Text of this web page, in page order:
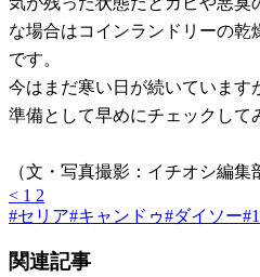
な場合はコインランドリーの乾
です。
今はまだ寒い日が続いています
準備として早めにチェックして
（文・写真撮影：イチオシ編集
< 1 2
#セリア#キャンドゥ#ダイソー#
関連記事